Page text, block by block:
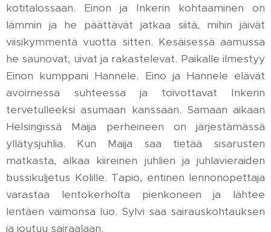
kotitalossaan. Einon ja Inkerin kohtaaminen on
lämmin ja he päättävät jatkaa siitä, mihin jäivät
viisikymmentä vuotta sitten. Kesäisessä aamussa
he saunovat, uivat ja rakastelevat. Paikalle ilmestyy
Einon kumppani Hannele. Eino ja Hannele elävät
avoimessa suhteessa ja toivottavat Inkerin
tervetulleeksi asumaan kanssaan. Samaan aikaan
Helsingissä Maija perheineen on järjestämässä
yllätysjuhlia. Kun Maija saa tietää sisarusten
matkasta, alkaa kiireinen juhlien ja juhlavieraiden
bussikuljetus Kolille. Tapio, entinen lennonopettaja
varastaa lentokerholta pienkoneen ja lähtee
lentäen vaimonsa luo. Sylvi saa sairauskohtauksen
ja joutuu sairaalaan.